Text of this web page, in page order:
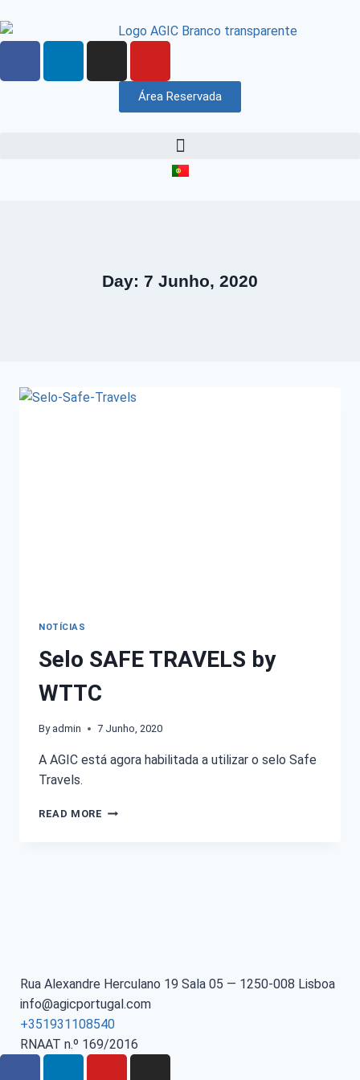
Área Reservada
Day: 7 Junho, 2020
NOTÍCIAS
Selo SAFE TRAVELS by
WTTC
By admin 7 Junho, 2020
A AGIC está agora habilitada a utilizar o selo Safe
Travels.
READ MORE
Rua Alexandre Herculano 19 Sala 05 — 1250-008 Lisboa
info@agicportugal.com
+351931108540
RNAAT n.º 169/2016